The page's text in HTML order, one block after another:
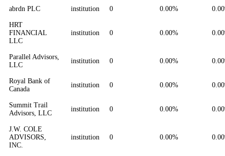
abrdn PLC institution 0 0.00%
HRT
FINANCIAL
LLC
institution 0 0.00%
Parallel Advisors,
LLC
institution 0 0.00%
Royal Bank of
Canada
institution 0 0.00%
Summit Trail
Advisors, LLC
institution 0 0.00%
J.W. COLE
ADVISORS,
INC.
institution 0 0.00%